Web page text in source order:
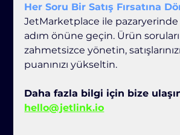
Her Soru Bir Satış Fırsatına
JetMarketplace ile
adım önüne geçin. Ürün
zahmetsizce yönetin,
puanınızı yükseltin.
Daha fazla bilgi için bize
hello@jetlink.io